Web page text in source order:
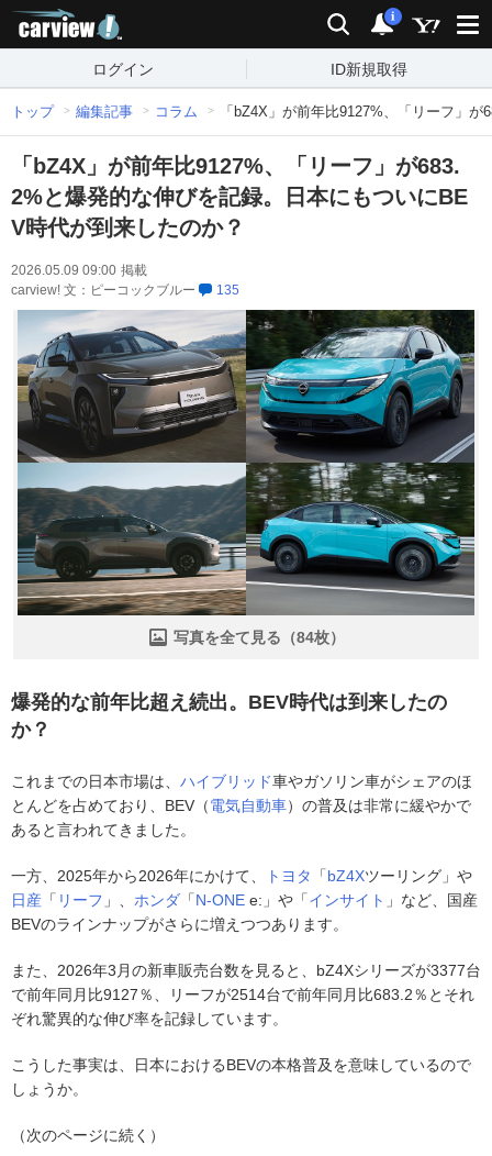
検索 通知
i
ログイン ID新規取得
トップ 編集記事 コラム 「bZ4X」が前年比9127%、「リーフ」
「bZ4X」が前年比9127%、「リーフ」が683.
2%と爆発的な伸びを記録。日本にもついにBE
V時代が到来したのか？
2026.05.09 09:00 掲載
carview! 文：ピーコックブルー
135
写真を全て見る（84枚）
爆発的な前年比超え続出。BEV時代は到来したの
か？
これまでの日本市場は、 ハイブリッド車やガソリン車がシェアのほ
とんどを占めており、BEV（電気自動車）の普及は非常に緩やかで
あると言われてきました。
一方、2025年から2026年にかけて、 トヨタ 「bZ4Xツーリング」や
日産 「 リーフ 」、 ホンダ 「N-ONE e:」や「インサイト 」など、国産
BEVのラインナップがさらに増えつつあります。
また、2026年3月の新車販売台数を見ると、bZ4Xシリーズが3377台
で前年同月比9127％、リーフが2514台で前年同月比683.2％とそれ
ぞれ驚異的な伸び率を記録しています。
こうした事実は、日本におけるBEVの本格普及を意味しているので
しょうか。
（次のページに続く）